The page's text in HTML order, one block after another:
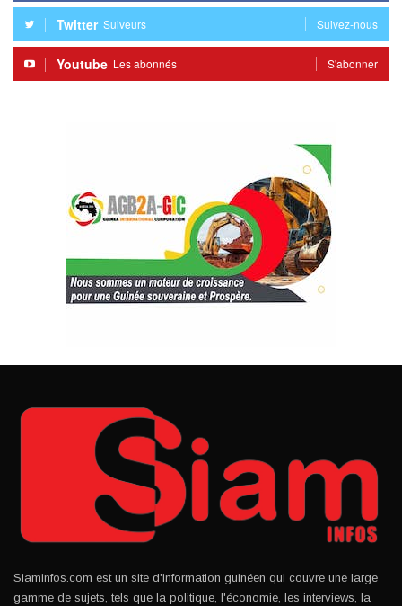
Twitter Suiveurs Suivez-nous
Youtube Les abonnés S'abonner
Siaminfos.com est un site d'information guinéen qui couvre une large
gamme de sujets, tels que la politique, l'économie, les interviews, la